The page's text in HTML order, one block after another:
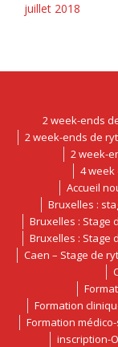
juillet 2018
2 week-ends
2 week-ends de
2 week-
4 week
Accueil
Bruxelles :
Bruxelles : Stage
Bruxelles : Stage
Caen – Stage de
Formation
Formation
inscription-